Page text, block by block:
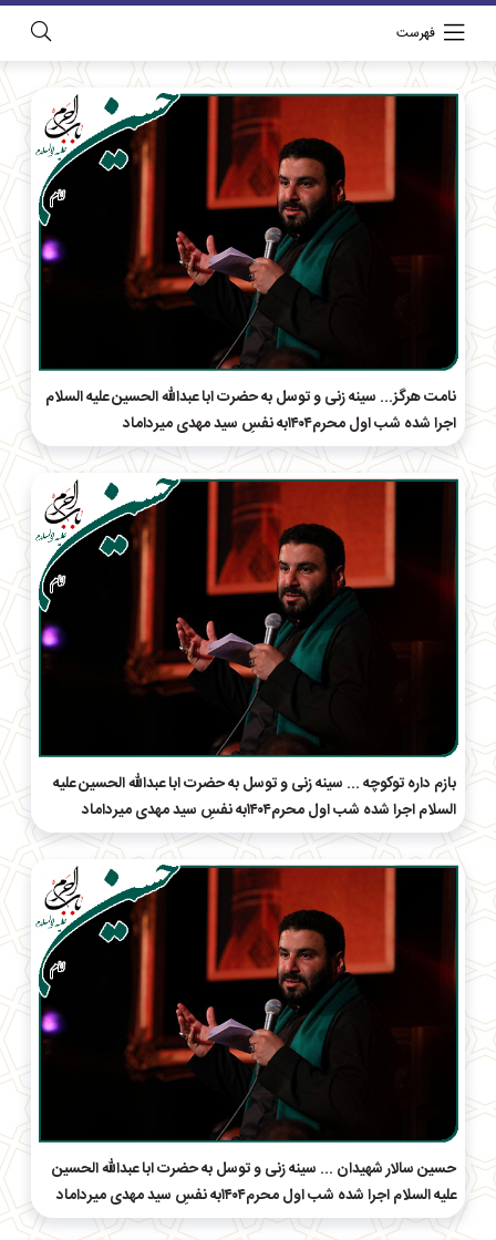
فهرست
نامت هرگز... سینه زنی و توسل به حضرت ابا عبدالله الحسین علیه السلام
اجرا شده شب اول محرم۱۴۰۴به نفسِ سید مهدی میرداماد
بازم داره تو‌کوچه ... سینه زنی و توسل به حضرت ابا عبدالله الحسین علیه
السلام اجرا شده شب اول محرم۱۴۰۴به نفسِ سید مهدی میرداماد
حسین سالار شهیدان ... سینه زنی و توسل به حضرت ابا عبدالله الحسین
علیه السلام اجرا شده شب اول محرم۱۴۰۴به نفسِ سید مهدی میرداماد